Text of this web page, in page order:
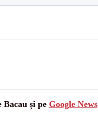
și pe Google News